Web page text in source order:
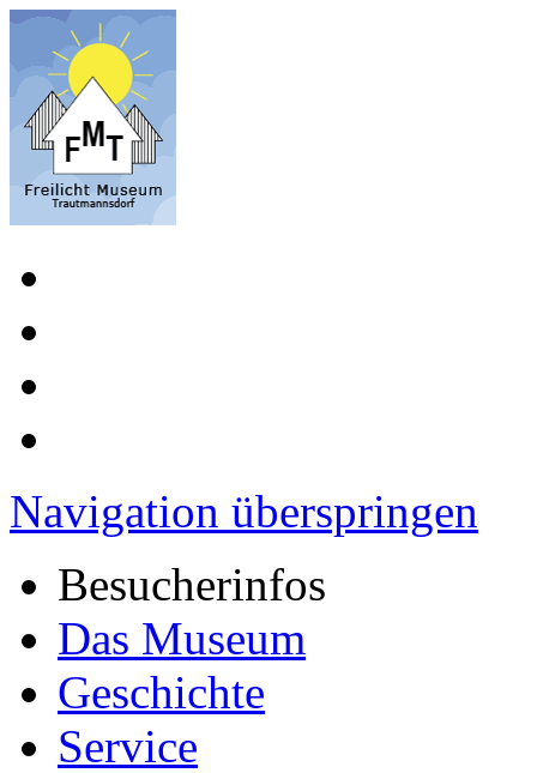
Navigation überspringen
Besucherinfos
Das Museum
Geschichte
Service